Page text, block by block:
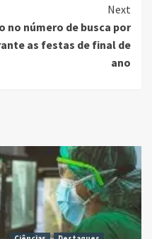
Next
no número de busca por
as festas de final de
ano